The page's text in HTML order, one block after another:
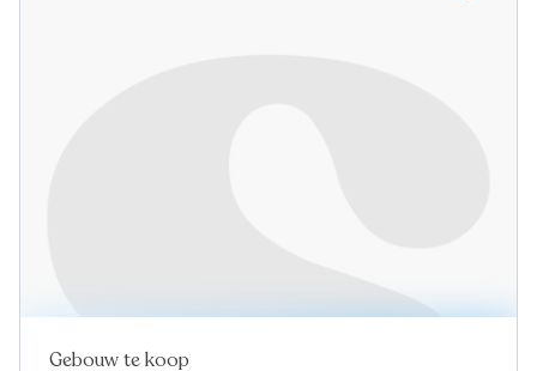
Gebouw te koop